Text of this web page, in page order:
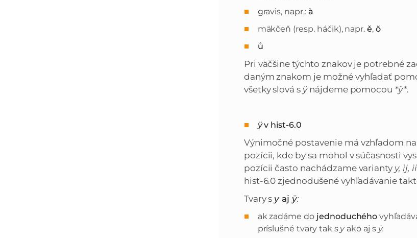
gravis, napr.: à
mäkčeň (resp. háčik), napr.ě,ŏ
ů
Pri väčšine týchto znakov je potrebné
daným znakom je možné vyhľadať
všetky slová s ÿ nájdeme pomocou *ÿ*.
ÿv hist-6.0
Výnimočné postavenie má vzhľadom
pozícii, kde by sa mohol v súčasnosti
pozícii často nachádzame varianty y, ij,
hist-6.0 zjednodušené vyhľadávanie
Tvary s yaj ÿ:
ak zadáme do jednoduchého
príslušné tvary tak s yako aj s ÿ.